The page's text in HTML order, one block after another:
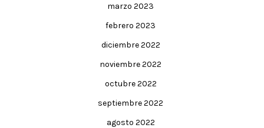
marzo 2023
febrero 2023
diciembre 2022
noviembre 2022
octubre 2022
septiembre 2022
agosto 2022